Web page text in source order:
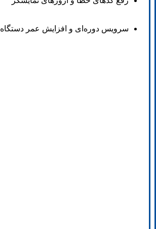
سرویس دوره‌ای و افزایش عمر دستگاه